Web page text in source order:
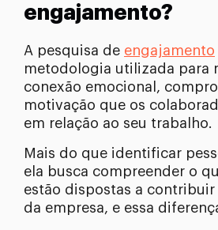
engajamento?
A pesquisa de engajamento
metodologia utilizada para
conexão emocional,
motivação que os
em relação ao seu trabalho.
Mais do que identificar
ela busca compreender o
estão dispostas a contribuir
da empresa, e essa